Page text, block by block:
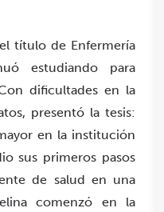
título de Enfermería
estudiando para
dificultades en la
presentó la tesis:
en la institución
sus primeros pasos
de salud en una
comenzó en la